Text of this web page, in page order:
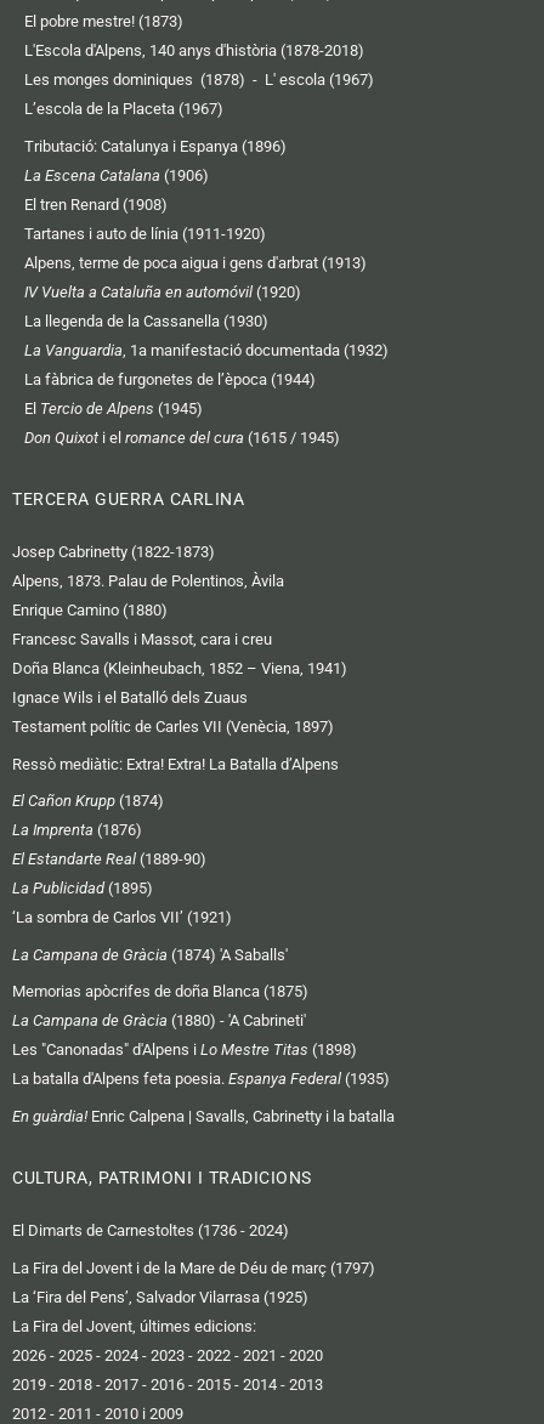
El pobre mestre! (1873)
L'Escola d'Alpens, 140 anys d'història (1878-2018)
Les monges dominiques (1878) - L' escola (1967)
L’escola de la Placeta (1967)
Tributació: Catalunya i Espanya (1896)
La Escena Catalana (1906)
El tren Renard (1908)
Tartanes i auto de línia (1911-1920)
Alpens, terme de poca aigua i gens d'arbrat (1913)
IV Vuelta a Cataluña en automóvil (1920)
La llegenda de la Cassanella (1930)
La Vanguardia , 1a manifestació documentada (1932)
La fàbrica de furgonetes de l’època (1944)
El Tercio de Alpens (1945)
Don Quixot i el romance del cura (1615 / 1945)
TERCERA GUERRA CARLINA
Josep Cabrinetty (1822-1873)
Alpens, 1873. Palau de Polentinos, Àvila
Enrique Camino (1880)
Francesc Savalls i Massot, cara i creu
Doña Blanca (Kleinheubach, 1852 – Viena, 1941)
Ignace Wils i el Batalló dels Zuaus
Testament polític de Carles VII (Venècia, 1897)
Ressò mediàtic: Extra! Extra! La Batalla d’Alpens
El Cañon Krupp (1874)
La Imprenta (1876)
El Estandarte Real (1889-90)
La Publicidad(1895)
‘La sombra de Carlos VII’ (1921)
La Campana de Gràcia (1874) 'A Saballs'
Memorias apòcrifes de doña Blanca (1875)
La Campana de Gràcia (1880) - 'A Cabrineti'
Les "Canonadas" d'Alpens i Lo Mestre Titas (1898)
La batalla d'Alpens feta poesia. Espanya Federal (1935)
En guàrdia! Enric Calpena | Savalls, Cabrinetty i la batalla
CULTURA, PATRIMONI I TRADICIONS
El Dimarts de Carnestoltes (1736 - 2024)
La Fira del Jovent i de la Mare de Déu de març (1797)
La ‘Fira del Pens’, Salvador Vilarrasa (1925)
La Fira del Jovent, últimes edicions:
2026 - 2025 - 2024 - 2023 - 2022 - 2021 - 2020
2019 - 2018 - 2017 - 2016 - 2015 - 2014 - 2013
2012 - 2011 - 2010 i 2009